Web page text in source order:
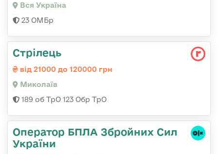
Вся Україна
23 ОМБр
Стрілець
від 21000 до 120000 грн
Миколаїв
189 об ТрО 123 Обр ТрО
Оператор БПЛА Збройних Сил
України